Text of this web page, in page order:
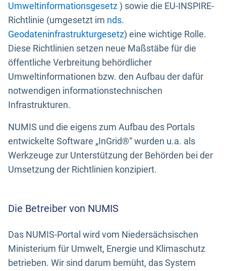
Umweltinformationsgesetz) sowie die EU-INSPIRE-
Richtlinie (umgesetzt im nds.
Geodateninfrastrukturgesetz) eine wichtige Rolle.
Diese Richtlinien setzen neue Maßstäbe für die
öffentliche Verbreitung behördlicher
Umweltinformationen bzw. den Aufbau der dafür
notwendigen informationstechnischen
Infrastrukturen.
NUMIS und die eigens zum Aufbau des Portals
entwickelte Software „InGrid®“ wurden u.a. als
Werkzeuge zur Unterstützung der Behörden bei der
Umsetzung der Richtlinien konzipiert.
Die Betreiber von NUMIS
Das NUMIS-Portal wird vom Niedersächsischen
Ministerium für Umwelt, Energie und Klimaschutz
betrieben. Wir sind darum bemüht, das System